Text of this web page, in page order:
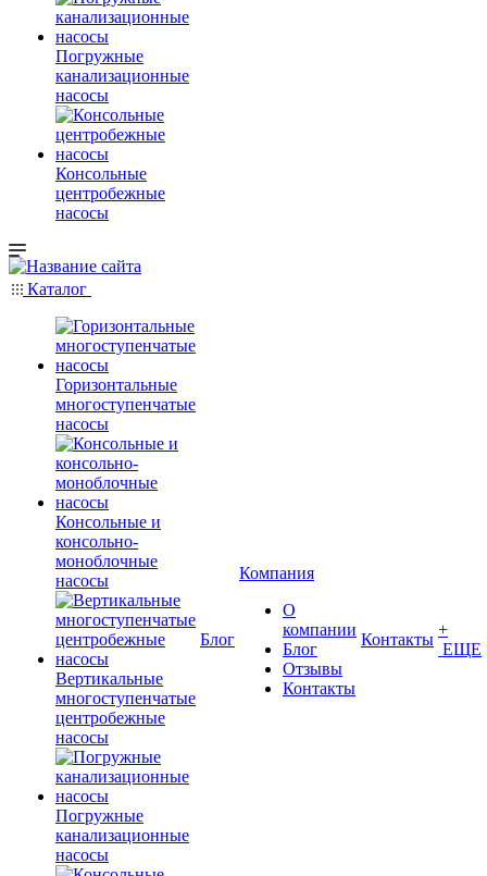
Погружные
канализационные
насосы
Консольные
центробежные
насосы
Каталог
Горизонтальные
многоступенчатые
насосы
Консольные и
консольно-
моноблочные
насосы
Вертикальные
многоступенчатые
центробежные
насосы
Погружные
канализационные
насосы
Блог
Компания
О
компании
Блог
Отзывы
Контакты
Контакты
+
ЕЩЕ